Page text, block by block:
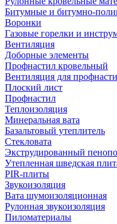
Битумные и битумно-
Воронки
Газовые горелки и
Вентиляция
Доборные элементы
Профнастил кровельный
Вентиляция для
Плоский лист
Профнастил
Теплоизоляция
Минеральная вата
Базальтовый утеплитель
Стекловата
Экструдированный
Утепленная шведская
PIR-плиты
Звукоизоляция
Вата шумоизоляционная
Рулонная звукоизоляция
Пиломатериалы